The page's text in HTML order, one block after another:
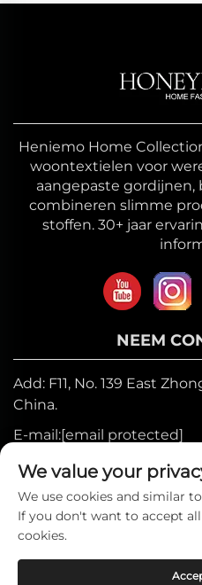
Heniemo Home
woontextielen voor
aangepaste
combineren slimme
stoffen. 30+ jaar
NEEM
Add: F11, No. 139 East
China.
E-mail:[email protected]
Mobiel:+86-17327710449
Tel:+86-025-84573776
Auteursrecht © 2025
Collection Co.,
We value your
We use cookies and similar
If you don't want to accept
cookies.